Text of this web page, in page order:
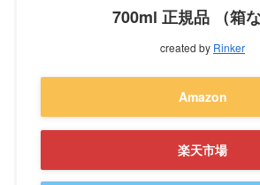
700ml 正規品 （箱な
created by Rinker
Amazon
楽天市場